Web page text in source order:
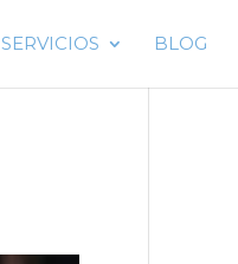
SERVICIOS BLOG